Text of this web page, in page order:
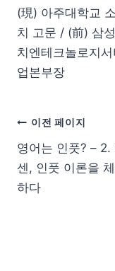
(現) 아주대학교
치 고문 / (前) 삼
치엔테크놀로지
업본부장
이전 페이지
영어는 인풋? – 2.
센, 인풋 이론을
하다